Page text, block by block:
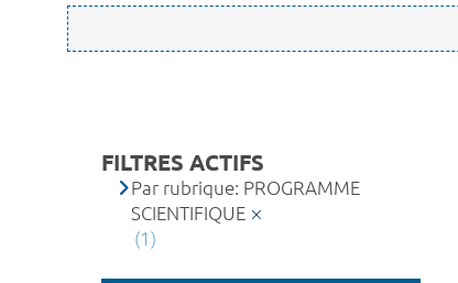
FILTRES ACTIFS
Par rubrique: PROGRAMME
SCIENTIFIQUE
(1)